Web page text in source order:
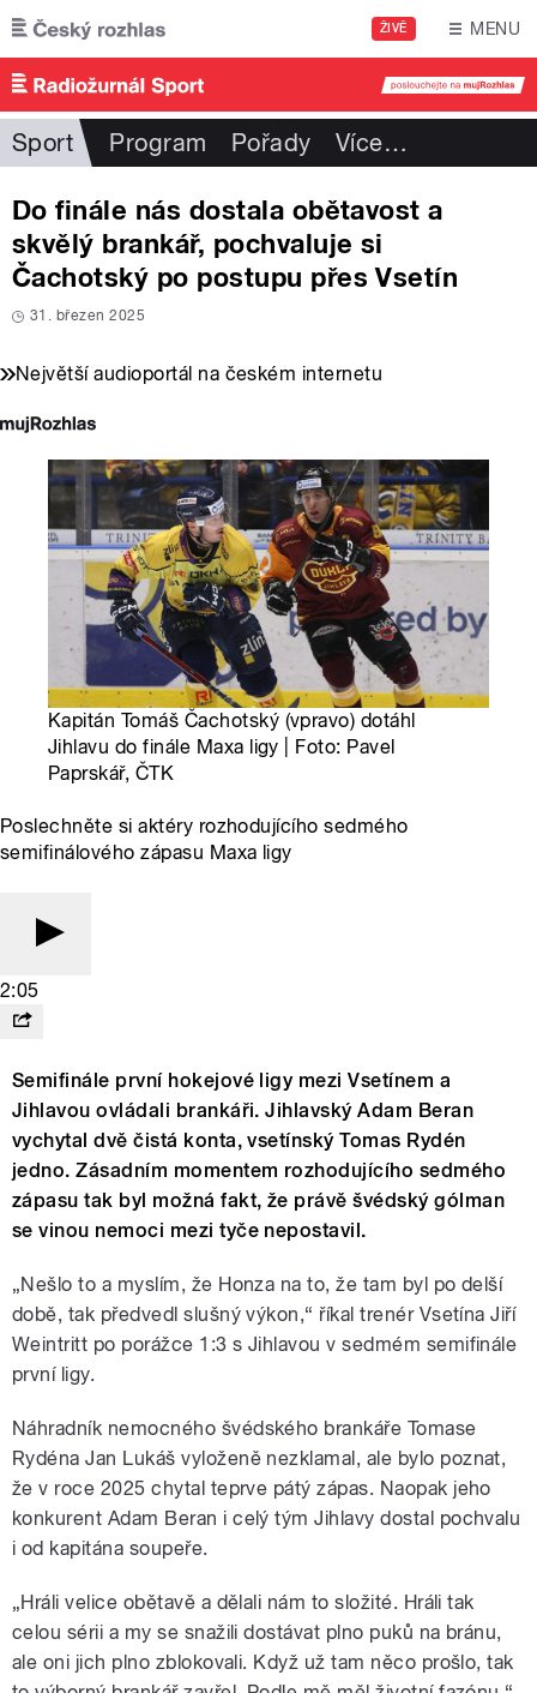
Přejít k hlavnímu obsahu
ŽIVĚ MENU
Sport Program Pořady Více…
Do finále nás dostala obětavost a
skvělý brankář, pochvaluje si
Čachotský po postupu přes Vsetín
31. březen 2025
Největší audioportál na českém internetu
Kapitán Tomáš Čachotský (vpravo) dotáhl
Jihlavu do finále Maxa ligy | Foto: Pavel
Paprskář, ČTK
Poslechněte si aktéry rozhodujícího sedmého
semifinálového zápasu Maxa ligy
2:05
Semifinále první hokejové ligy mezi Vsetínem a
Jihlavou ovládali brankáři. Jihlavský Adam Beran
vychytal dvě čistá konta, vsetínský Tomas Rydén
jedno. Zásadním momentem rozhodujícího sedmého
zápasu tak byl možná fakt, že právě švédský gólman
se vinou nemoci mezi tyče nepostavil.
„Nešlo to a myslím, že Honza na to, že tam byl po delší
době, tak předvedl slušný výkon,“ říkal trenér Vsetína Jiří
Weintritt po porážce 1:3 s Jihlavou v sedmém semifinále
první ligy.
Náhradník nemocného švédského brankáře Tomase
Rydéna Jan Lukáš vyloženě nezklamal, ale bylo poznat,
že v roce 2025 chytal teprve pátý zápas. Naopak jeho
konkurent Adam Beran i celý tým Jihlavy dostal pochvalu
i od kapitána soupeře.
„Hráli velice obětavě a dělali nám to složité. Hráli tak
celou sérii a my se snažili dostávat plno puků na bránu,
ale oni jich plno zblokovali. Když už tam něco prošlo, tak